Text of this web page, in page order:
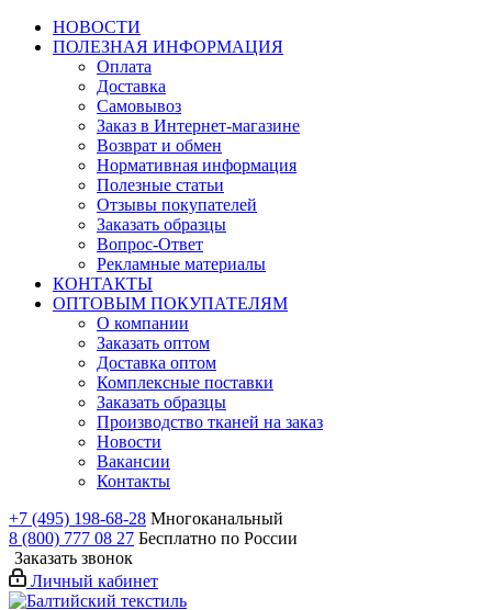
НОВОСТИ
ПОЛЕЗНАЯ ИНФОРМАЦИЯ
Оплата
Доставка
Самовывоз
Заказ в Интернет-магазине
Возврат и обмен
Нормативная информация
Полезные статьи
Отзывы покупателей
Заказать образцы
Вопрос-Ответ
Рекламные материалы
КОНТАКТЫ
ОПТОВЫМ ПОКУПАТЕЛЯМ
О компании
Заказать оптом
Доставка оптом
Комплексные поставки
Заказать образцы
Производство тканей на заказ
Новости
Вакансии
Контакты
+7 (495) 198-68-28 Многоканальный
8 (800) 777 08 27 Бесплатно по России
Заказать звонок
Личный кабинет